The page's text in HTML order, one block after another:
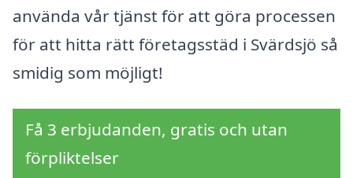
använda vår tjänst för att göra processen
för att hitta rätt företagsstäd i Svärdsjö så
smidig som möjligt!
Få 3 erbjudanden, gratis och utan
förpliktelser